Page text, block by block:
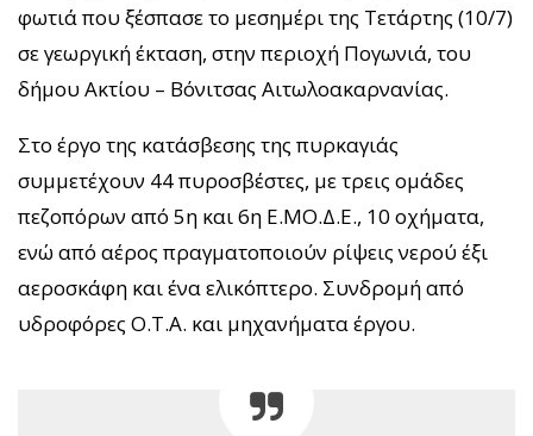
φωτιά που ξέσπασε το μεσημέρι της Τετάρτης (10/7)
σε γεωργική έκταση, στην περιοχή Πογωνιά, του
δήμου Ακτίου – Βόνιτσας Αιτωλοακαρνανίας.
Στο έργο της κατάσβεσης της πυρκαγιάς
συμμετέχουν 44 πυροσβέστες, με τρεις ομάδες
πεζοπόρων από 5η και 6η Ε.ΜΟ.Δ.Ε., 10 οχήματα,
ενώ από αέρος πραγματοποιούν ρίψεις νερού έξι
αεροσκάφη και ένα ελικόπτερο. Συνδρομή από
υδροφόρες Ο.Τ.Α. και μηχανήματα έργου.